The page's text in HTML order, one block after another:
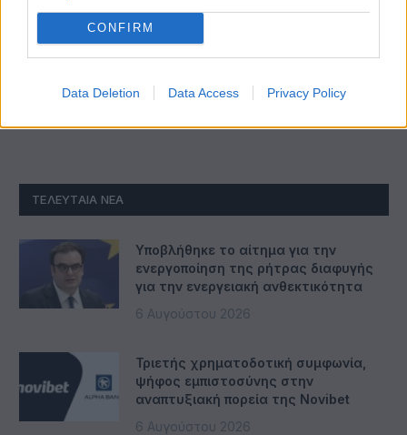
CONFIRM
Data Deletion Data Access Privacy Policy
Οι δεξιότητες που όλοι κυνηγούν τώρα θα είναι
ξεπερασμένες σε 10 χρόνια. Αυτές οι 3 όχι
ΤΕΛΕΥΤΑΊΑ ΝΈΑ
Υποβλήθηκε το αίτημα για την
ενεργοποίηση της ρήτρας διαφυγής
για την ενεργειακή ανθεκτικότητα
6 Αυγούστου 2026
Τριετής χρηματοδοτική συμφωνία,
ψήφος εμπιστοσύνης στην
αναπτυξιακή πορεία της Novibet
6 Αυγούστου 2026